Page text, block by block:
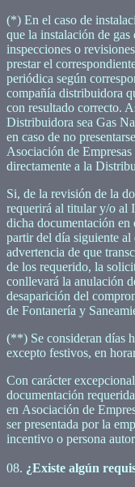
(*) En el caso de
que la instalación de
inspecciones o
prestar el
periódica según
compañía distribuidora
con resultado correcto.
Distribuidora sea Gas
en caso de no
Asociación de
directamente a la
Si, de la revisión de la
requerirá al titular y/o al
dicha documentación en
partir del día siguiente
advertencia de que
de los requerido, la
conllevará la anulación
desaparición del
de Fontanería y
(**) Se consideran días
excepto festivos, en
Con carácter
documentación
en Asociación de
ser presentada por la
incentivo o persona
08. ¿Existe algún